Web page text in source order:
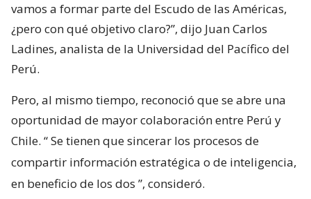
vamos a formar parte del Escudo de las Américas,
¿pero con qué objetivo claro?”, dijo Juan Carlos
Ladines, analista de la Universidad del Pacífico del
Perú.
Pero, al mismo tiempo, reconoció que se abre una
oportunidad de mayor colaboración entre Perú y
Chile. “Se tienen que sincerar los procesos de
compartir información estratégica o de inteligencia,
en beneficio de los dos ”, consideró.